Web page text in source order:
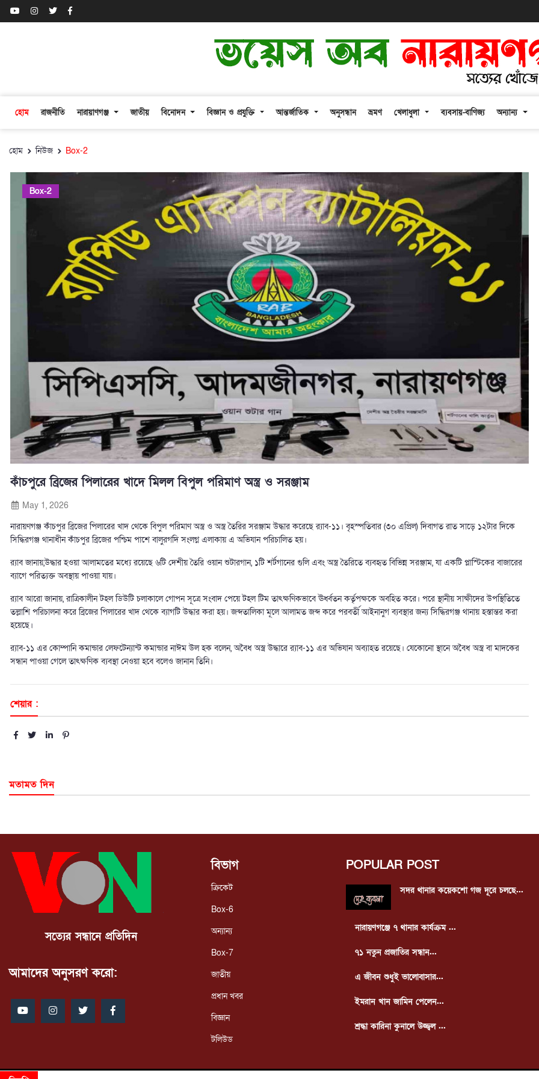
হোম রাজনীতি নারায়াণগঞ্জ জাতীয় বিনোদন বিজ্ঞান ও প্রযুক্তি আন্তর্জাতিক অনুসন্ধান ভ্রমণ খেলাধুলা ব্যবসায়-বাণিজ্য অন্যান্য
হোম নিউজ Box-2
Box-2
কাঁচপুরে ব্রিজের পিলারের খাদে মিলল বিপুল পরিমাণ অস্ত্র ও সরঞ্জাম
May 1, 2026
নারায়ণগঞ্জ কাঁচপুর ব্রিজের পিলারের খাদ থেকে বিপুল পরিমাণ অস্ত্র ও অস্ত্র তৈরির সরঞ্জাম উদ্ধার করেছে র‍্যাব-১১। বৃহস্পতিবার (৩০ এপ্রিল) দিবাগত রাত সাড়ে ১২টার দিকে
সিদ্ধিরগঞ্জ থানাধীন কাঁচপুর ব্রিজের পশ্চিম পাশে বালুরগদি সংলগ্ন এলাকায় এ অভিযান পরিচালিত হয়।
র‍্যাব জানায়,উদ্ধার হওয়া আলামতের মধ্যে রয়েছে ৬টি দেশীয় তৈরি ওয়ান শুটারগান, ১টি শর্টগানের গুলি এবং অস্ত্র তৈরিতে ব্যবহৃত বিভিন্ন সরঞ্জাম, যা একটি প্লাস্টিকের বাজারের
ব্যাগে পরিত্যক্ত অবস্থায় পাওয়া যায়।
র‍্যাব আরো জানায়, রাত্রিকালীন টহল ডিউটি চলাকালে গোপন সূত্রে সংবাদ পেয়ে টহল টিম তাৎক্ষণিকভাবে ঊর্ধ্বতন কর্তৃপক্ষকে অবহিত করে। পরে স্থানীয় সাক্ষীদের উপস্থিতিতে
তল্লাশি পরিচালনা করে ব্রিজের পিলারের খাদ থেকে ব্যাগটি উদ্ধার করা হয়। জব্দতালিকা মূলে আলামত জব্দ করে পরবর্তী আইনানুগ ব্যবস্থার জন্য সিদ্ধিরগঞ্জ থানায় হস্তান্তর করা
হয়েছে।
র‍্যাব-১১ এর কোম্পানি কমান্ডার লেফটেন্যান্ট কমান্ডার নাঈম উল হক বলেন, অবৈধ অস্ত্র উদ্ধারে র‍্যাব-১১ এর অভিযান অব্যাহত রয়েছে। যেকোনো স্থানে অবৈধ অস্ত্র বা মাদকের
সন্ধান পাওয়া গেলে তাৎক্ষণিক ব্যবস্থা নেওয়া হবে বলেও জানান তিনি।
শেয়ার :
মতামত দিন
সত্যের সন্ধানে প্রতিদিন
আমাদের অনুসরণ করো:
বিভাগ
ক্রিকেট
Box-6
অন্যান্য
Box-7
জাতীয়
প্রধান খবর
বিজ্ঞান
টলিউড
POPULAR POST
সদর থানার কয়েকশো গজ দূরে চলছে...
নারায়ণগঞ্জে ৭ থানার কার্যক্রম ...
৭১ নতুন প্রজাতির সন্ধান...
এ জীবন শুধুই ভালোবাসার...
ইমরান খান জামিন পেলেন...
শ্রদ্ধা কারিনা কুনালে উজ্জ্বল ...